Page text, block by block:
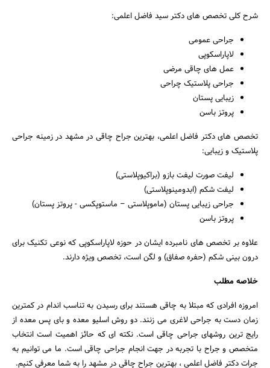
شرح کلی تخصص های دکتر سید فاضل اعلمی:
جراحی عمومی
لاپاراسکوپی
عمل های چاقی مرضی
جراحی پلاستیک چراحی
زیبایی پستان
پروتز باسن
تخصص های دکتر فاضل اعلمی، بهترین جراح چاقی در مشهد در زمینه جراحی
پلاستیک و زیبایی:
لیفت صورت لیفت بازو (براکیوپلاستی)
لیفت شکم (ابدومینوپلاستی)
جراحی زیبایی پستان (ماموپلاستی – ماستوپکسی - پروتز پستان)
پروتز باسن
علاوه بر تخصص های نامبرده ایشان در حوزه لاپاراسکوپی که نوعی تکنیک برای
درون بینی شکم (حفره صفاق) و لگن است، تخصص ویژه دارند.
خلاصه مطلب
امروزه افرادی که مبتلا به چاقی هستند برای رسیدن به تناسب اندام در کمترین
زمان دست به جراحی لاغری می زنند. دو روش اسلیو معده و بای پس معده از
رایج ترین روشهای جراحی چاقی است. نکته ای که حائز اهمیت است انتخاب
متخصص و جراح با تجربه در جهت انجام جراحی چاقی است. ما می توانیم به
جرات دکتر فاضل اعلمی ، بهترین جراح چاقی در مشهد را به شما معرفی کنیم.